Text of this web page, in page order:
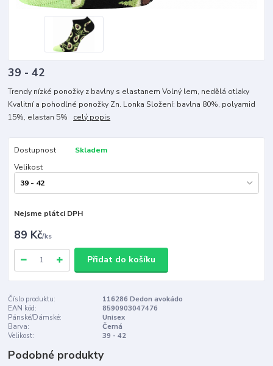
39 - 42
Trendy nízké ponožky z bavlny s elastanem Volný lem, nedělá otlaky
Kvalitní a pohodlné ponožky Zn. Lonka Složení: bavlna 80%, polyamid
15%, elastan 5% celý popis
Dostupnost
Skladem
Velikost
Nejsme plátci DPH
89 Kč/ks
Přidat do košíku
Číslo produktu:
116286 Dedon avokádo
EAN kód:
8590903047476
Pánské/Dámské:
Unisex
Barva:
Černá
Velikost:
39 - 42
Podobné produkty